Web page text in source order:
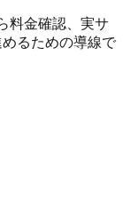
料金確認、実サ
るための導線で